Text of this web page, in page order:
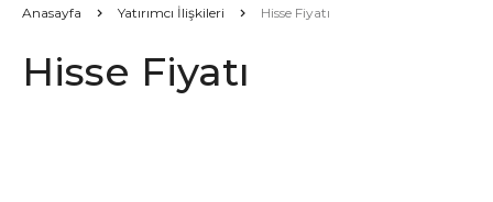
Anasayfa Yatırımcı İlişkileri Hisse Fiyatı
Hisse Fiyatı